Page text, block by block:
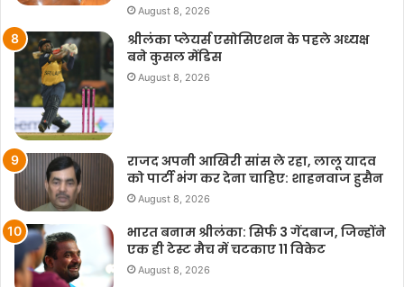
August 8, 2026
श्रीलंका प्लेयर्स एसोसिएशन के पहले अध्यक्ष
बने कुसल मेंडिस
August 8, 2026
राजद अपनी आखिरी सांस ले रहा, लालू यादव
को पार्टी भंग कर देना चाहिए: शाहनवाज हुसैन
August 8, 2026
भारत बनाम श्रीलंका: सिर्फ 3 गेंदबाज, जिन्होंने
एक ही टेस्ट मैच में चटकाए 11 विकेट
August 8, 2026